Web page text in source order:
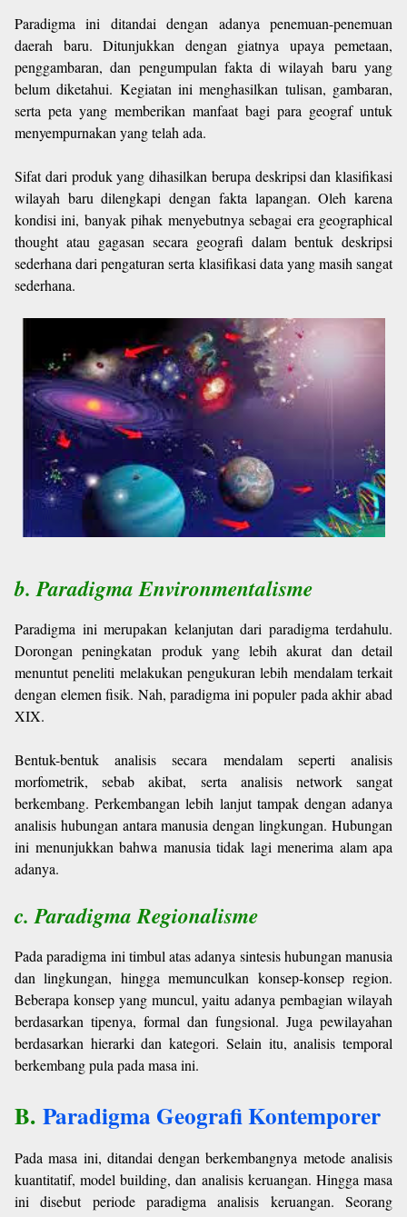
Paradigma ini ditandai dengan adanya penemuan-penemuan
daerah baru. Ditunjukkan dengan giatnya upaya pemetaan,
penggambaran, dan pengumpulan fakta di wilayah baru yang
belum diketahui. Kegiatan ini menghasilkan tulisan, gambaran,
serta peta yang memberikan manfaat bagi para geograf untuk
menyempurnakan yang telah ada.
Sifat dari produk yang dihasilkan berupa deskripsi dan klasifikasi
wilayah baru dilengkapi dengan fakta lapangan. Oleh karena
kondisi ini, banyak pihak menyebutnya sebagai era geographical
thought atau gagasan secara geografi dalam bentuk deskripsi
sederhana dari pengaturan serta klasifikasi data yang masih sangat
sederhana.
b. Paradigma Environmentalisme
Paradigma ini merupakan kelanjutan dari paradigma terdahulu.
Dorongan peningkatan produk yang lebih akurat dan detail
menuntut peneliti melakukan pengukuran lebih mendalam terkait
dengan elemen fisik. Nah, paradigma ini populer pada akhir abad
XIX.
Bentuk-bentuk analisis secara mendalam seperti analisis
morfometrik, sebab akibat, serta analisis network sangat
berkembang. Perkembangan lebih lanjut tampak dengan adanya
analisis hubungan antara manusia dengan lingkungan. Hubungan
ini menunjukkan bahwa manusia tidak lagi menerima alam apa
adanya.
c. Paradigma Regionalisme
Pada paradigma ini timbul atas adanya sintesis hubungan manusia
dan lingkungan, hingga memunculkan konsep-konsep region.
Beberapa konsep yang muncul, yaitu adanya pembagian wilayah
berdasarkan tipenya, formal dan fungsional. Juga pewilayahan
berdasarkan hierarki dan kategori. Selain itu, analisis temporal
berkembang pula pada masa ini.
B. Paradigma Geografi Kontemporer
Pada masa ini, ditandai dengan berkembangnya metode analisis
kuantitatif, model building, dan analisis keruangan. Hingga masa
ini disebut periode paradigma analisis keruangan. Seorang